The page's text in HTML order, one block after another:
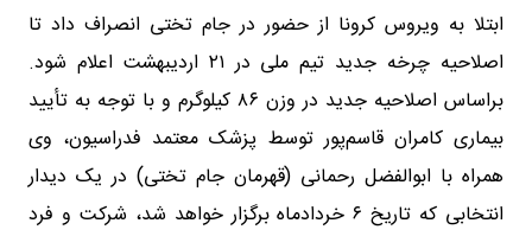
ابتلا به ویروس کرونا از حضور در جام تختی انصراف داد تا
اصلاحیه چرخه جدید تیم ملی در ۲۱ اردیبهشت اعلام شود.
براساس اصلاحیه جدید در وزن ۸۶ کیلوگرم و با توجه به تأیید
بیماری کامران قاسم‌پور توسط پزشک معتمد فدراسیون، وی
همراه با ابوالفضل رحمانی (قهرمان جام تختی) در یک دیدار
انتخابی که تاریخ ۶ خردادماه برگزار خواهد شد، شرکت و فرد